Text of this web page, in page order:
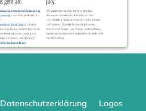
Datenschutzerklärung Logos